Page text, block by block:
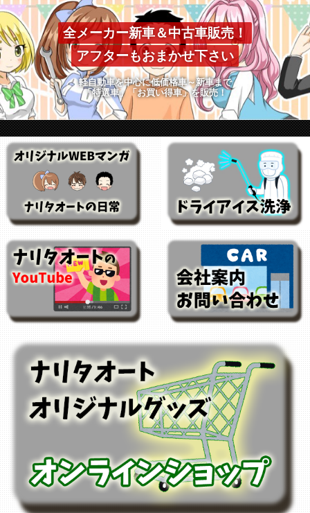
全メーカー新車＆中古車販売！
アフターもおまかせ下さい
軽自動車を中心に低価格車～新車まで
「特選車」「お買い得車」を販売！